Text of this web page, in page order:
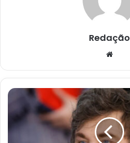
Redação
Argentina:
de
Milei